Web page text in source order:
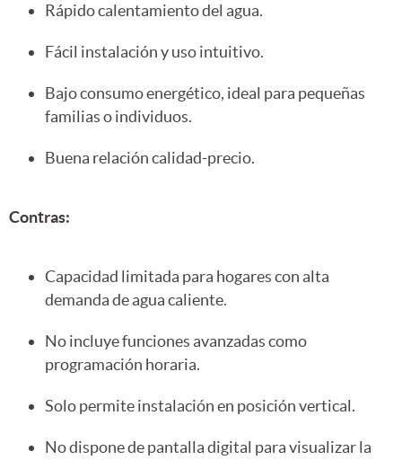
Rápido calentamiento del agua.
Fácil instalación y uso intuitivo.
Bajo consumo energético, ideal para pequeñas
familias o individuos.
Buena relación calidad-precio.
Contras:
Capacidad limitada para hogares con alta
demanda de agua caliente.
No incluye funciones avanzadas como
programación horaria.
Solo permite instalación en posición vertical.
No dispone de pantalla digital para visualizar la